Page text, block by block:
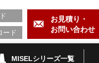
お見積り・
お問い合わせ
ード
MISELシリーズ一覧